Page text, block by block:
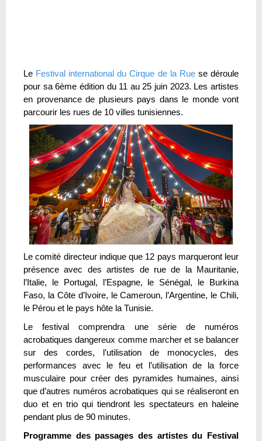
Le Festival international du Cirque de la Ruese déroule
pour sa 6ème édition du 11 au 25 juin 2023. Les artistes
en provenance de plusieurs pays dans le monde vont
parcourir les rues de 10 villes tunisiennes.
Le comité directeur indique que 12 pays marqueront leur
présence avec des artistes de rue de la Mauritanie,
l’Italie, le Portugal, l’Espagne, le Sénégal, le Burkina
Faso, la Côte d’Ivoire, le Cameroun, l’Argentine, le Chili,
le Pérou et le pays hôte la Tunisie.
Le festival comprendra une série de numéros
acrobatiques dangereux comme marcher et se balancer
sur des cordes, l’utilisation de monocycles, des
performances avec le feu et l’utilisation de la force
musculaire pour créer des pyramides humaines, ainsi
que d’autres numéros acrobatiques qui se réaliseront en
duo et en trio qui tiendront les spectateurs en haleine
pendant plus de 90 minutes.
Programme des passages des artistes du Festival